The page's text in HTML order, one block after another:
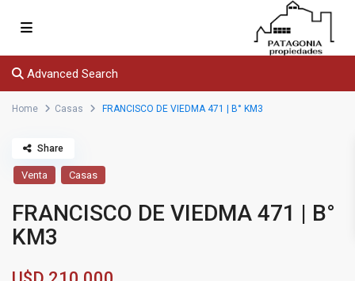
Advanced Search
Home Casas FRANCISCO DE VIEDMA 471 | B° KM3
Venta Casas
FRANCISCO DE VIEDMA 471 | B°
KM3
Share